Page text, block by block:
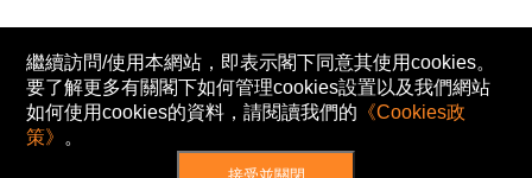
繼續訪問/使用本網站，即表示閣下同意其使用cookies。
要了解更多有關閣下如何管理cookies設置以及我們網站
如何使用cookies的資料，請閱讀我們的 《Cookies政
策》 。